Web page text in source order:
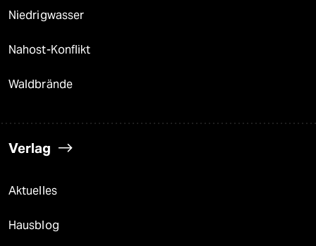
Niedrigwasser
Nahost-Konflikt
Waldbrände
Verlag
Aktuelles
Hausblog